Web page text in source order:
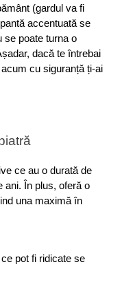
(gardul va fi
accentuată se
se poate turna o
dacă te întrebai
cu siguranță ți-ai
ce au o durată de
ani. În plus, oferă o
una maximă în
pot fi ridicate se